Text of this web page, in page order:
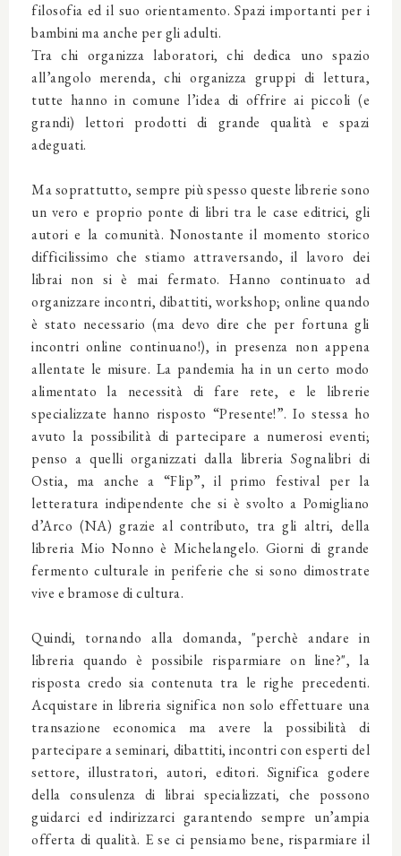
filosofia ed il suo orientamento. Spazi importanti per i
bambini ma anche per gli adulti.
Tra chi organizza laboratori, chi dedica uno spazio
all’angolo merenda, chi organizza gruppi di lettura,
tutte hanno in comune l’idea di offrire ai piccoli (e
grandi) lettori prodotti di grande qualità e spazi
adeguati.
Ma soprattutto, sempre più spesso queste librerie sono
un vero e proprio ponte di libri tra le case editrici, gli
autori e la comunità. Nonostante il momento storico
difficilissimo che stiamo attraversando, il lavoro dei
librai non si è mai fermato. Hanno continuato ad
organizzare incontri, dibattiti, workshop; online quando
è stato necessario (ma devo dire che per fortuna gli
incontri online continuano!), in presenza non appena
allentate le misure. La pandemia ha in un certo modo
alimentato la necessità di fare rete, e le librerie
specializzate hanno risposto “Presente!”. Io stessa ho
avuto la possibilità di partecipare a numerosi eventi;
penso a quelli organizzati dalla libreria Sognalibri di
Ostia, ma anche a “Flip”, il primo festival per la
letteratura indipendente che si è svolto a Pomigliano
d’Arco (NA) grazie al contributo, tra gli altri, della
libreria Mio Nonno è Michelangelo. Giorni di grande
fermento culturale in periferie che si sono dimostrate
vive e bramose di cultura.
Quindi, tornando alla domanda, "perchè andare in
libreria quando è possibile risparmiare on line?", la
risposta credo sia contenuta tra le righe precedenti.
Acquistare in libreria significa non solo effettuare una
transazione economica ma avere la possibilità di
partecipare a seminari, dibattiti, incontri con esperti del
settore, illustratori, autori, editori. Significa godere
della consulenza di librai specializzati, che possono
guidarci ed indirizzarci garantendo sempre un’ampia
offerta di qualità. E se ci pensiamo bene, risparmiare il